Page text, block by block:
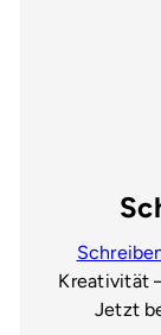
Kreativität
Jetzt